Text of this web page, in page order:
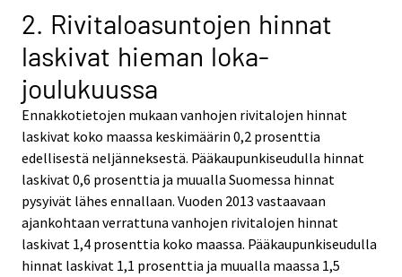
2. Rivitaloasuntojen hinnat
laskivat hieman loka-
joulukuussa
Ennakkotietojen mukaan vanhojen rivitalojen hinnat
laskivat koko maassa keskimäärin 0,2 prosenttia
edellisestä neljänneksestä. Pääkaupunkiseudulla hinnat
laskivat 0,6 prosenttia ja muualla Suomessa hinnat
pysyivät lähes ennallaan. Vuoden 2013 vastaavaan
ajankohtaan verrattuna vanhojen rivitalojen hinnat
laskivat 1,4 prosenttia koko maassa. Pääkaupunkiseudulla
hinnat laskivat 1,1 prosenttia ja muualla maassa 1,5